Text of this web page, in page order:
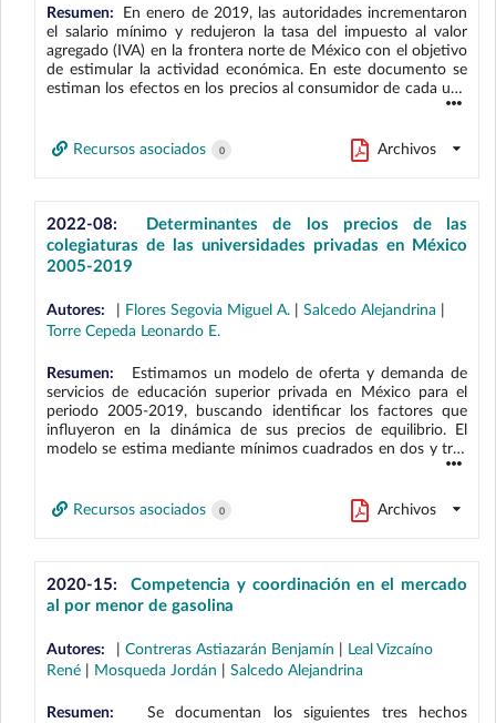
Resumen: En enero de 2019, las autoridades incrementaron
el salario mínimo y redujeron la tasa del impuesto al valor
agregado (IVA) en la frontera norte de México con el objetivo
de estimular la actividad económica. En este documento se
estiman los efectos en los precios al consumidor de cada una
de las políticas. Se encuentra que las presiones al alza sobre
más que contrarrestadas por las presiones a la baja asociadas
a la reducción del IVA. En ausencia de la política de reducción
al IVA, los precios promedio en la frontera norte habrían sido
más altos. Se estima que los efectos del salario mínimo sobre
los precios tendieron a ser menores para aquellos bienes o
servicios producidos con una mayor proporción de trabajo
informal.
Recursos asociados 0 Archivos
2022-08: Determinantes de los precios de las
colegiaturas de las universidades privadas en México
2005-2019
Autores: | Flores Segovia Miguel A. | Salcedo Alejandrina |
Torre Cepeda Leonardo E.
Resumen:
Estimamos un modelo de oferta y demanda de
servicios de educación superior privada en México para el
periodo 2005-2019, buscando identificar los factores que
influyeron en la dinámica de sus precios de equilibrio. El
modelo se estima mediante mínimos cuadrados en dos y tres
etapas utilizando un panel de datos a nivel entidad
contribución de las variables de demanda a la inflación de
dichos precios ha sido positiva y relativamente estable, la
contribución de las variables de oferta, si bien ha resultado
más fluctuante, también ha sido superior que la de las
primeras a lo largo del periodo. El modelo estimado se utiliza
para identificar las variables de oferta y demanda que más
contribuyeron en la reciente aceleración (2016-2018) y
dichos precios.
Recursos asociados 0 Archivos
2020-15: Competencia y coordinación en el mercado
al por menor de gasolina
Autores: | Contreras Astiazarán Benjamín | Leal Vizcaíno
René | Mosqueda Jordán | Salcedo Alejandrina
Resumen:
Se documentan los siguientes tres hechos